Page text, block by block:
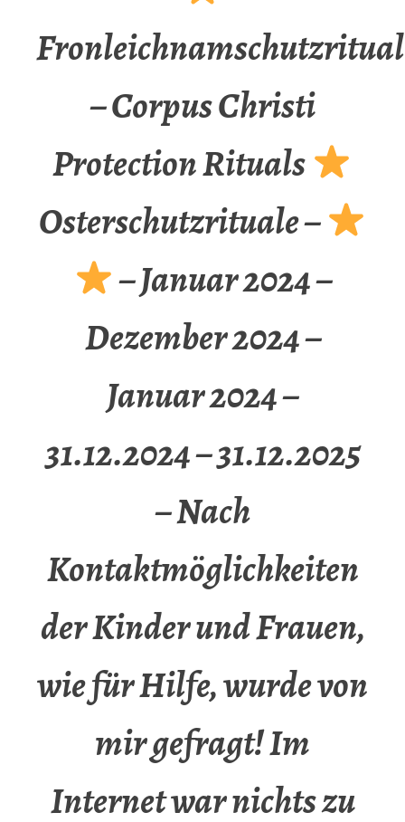
– Corpus Christi
Protection Rituals
Osterschutzrituale –
– Januar 2024 –
Dezember 2024 –
Januar 2024 –
31.12.2024 – 31.12.2025
– Nach
Kontaktmöglichkeiten
der Kinder und Frauen,
wie für Hilfe, wurde von
mir gefragt! Im
Internet war nichts zu